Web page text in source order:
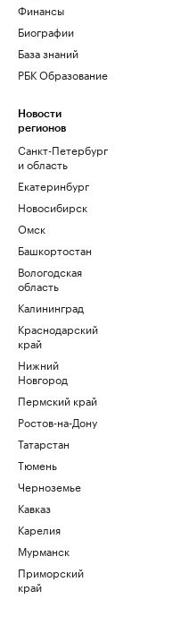
Финансы
Биографии
База знаний
РБК Образование
Новости
регионов
Санкт-Петербург
и область
Екатеринбург
Новосибирск
Омск
Башкортостан
Вологодская
область
Калининград
Краснодарский
край
Нижний
Новгород
Пермский край
Ростов-на-Дону
Татарстан
Тюмень
Черноземье
Кавказ
Карелия
Мурманск
Приморский
край